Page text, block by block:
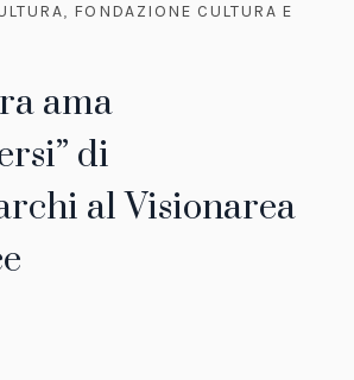
, FONDAZIONE CULTURA E
ama
di
al Visionarea